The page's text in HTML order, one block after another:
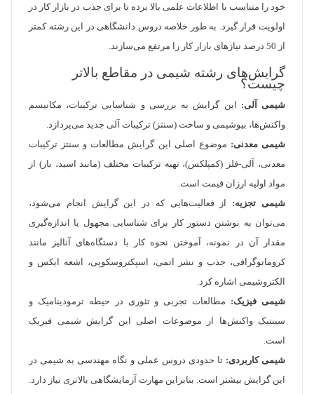
خود را متناسب با اطلاعات علمی بالا برده تا برای جذب در بازار کار در
اولویت قرار گیرد. به طور خلاصه دروس دانشگاهی در این رشته کمتر
از 50 درصد نیازهای بازار کار را مرتفع می‌سازند.
گرایش‌های رشته شیمی در مقاطع بالاتر
چیست؟
شیمی آلی: این گرایش به بررسی و شناسایی ترکیبات، مکانیسم
واکنش‌ها، بیوشیمی و ساخت (سنتز) ترکیبات آلی جدید می‌پردازد.
شیمی معدنی: موضوع اصلی این گرایش مطالعات و سنتز ترکیبات
معدنی، آلی-فلز (کمپلکس)، تهیه ترکیبات مختلف (مانند اسید، باز) از
مواد اولیه ارزان قیمت است.
شیمی تجزیه: از فعالیت‌هایی که در این گرایش انجام می‌شود،
می‌توان به نوشتن دستور کار برای شناسایی مجهول یا اندازه‏‌گیری
مقدار آن در نمونه، آموختن نحوه کار با دستگاه‌‏های آنالیز مانند
کروماتوگرافی، جذب و نشر اتمی، اسپکتروسکوپی، اشعه ایکس و
الکتروشیمی اشاره کرد.
شیمی فیزیک: مطالعات تجربی و تئوری در حیطه ترمودینامیک و
سینتیک واکنش‌‏ها از موضوعات اصلی این گرایش شیمی فیزیک
است.
شیمی کاربردی: تا حدودی دروس عملی و نگاه مهندسی به شیمی در
این گرایش بیشتر است. بنابراین مهارت آزمایشگاهی بالاتری نیاز دارد.